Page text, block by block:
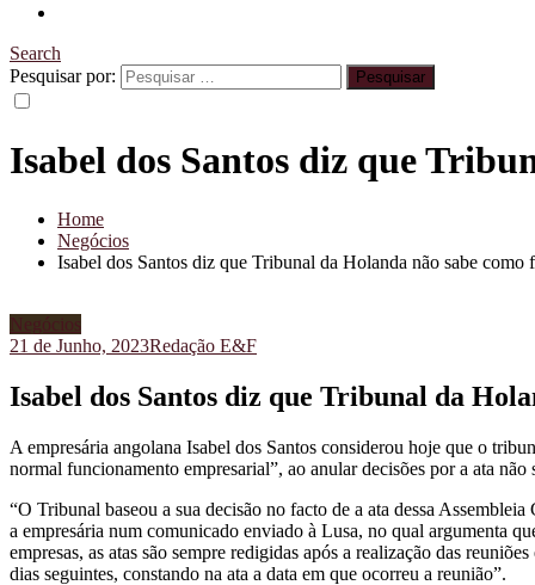
Search
Pesquisar por:
Isabel dos Santos diz que
Home
Negócios
Isabel dos Santos diz que Tribunal da Holanda não sabe como
Negócios
21 de Junho, 2023Redação E&F
Isabel dos Santos diz que Tribunal da
A empresária angolana Isabel dos Santos considerou hoje que o
normal funcionamento empresarial”, ao anular decisões por a ata não
“O Tribunal baseou a sua decisão no facto de a ata dessa
a empresária num comunicado enviado à Lusa, no qual argumenta
empresas, as atas são sempre redigidas após a realização das
dias seguintes, constando na ata a data em que ocorreu a reunião”.